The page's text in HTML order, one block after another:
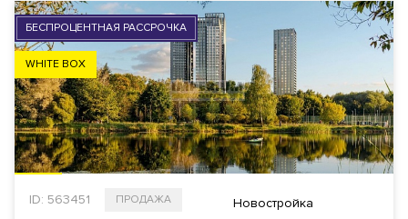
БЕСПРОЦЕНТНАЯ РАССРОЧКА
WHITE BOX
ID: 563451 ПРОДАЖА Новостройка